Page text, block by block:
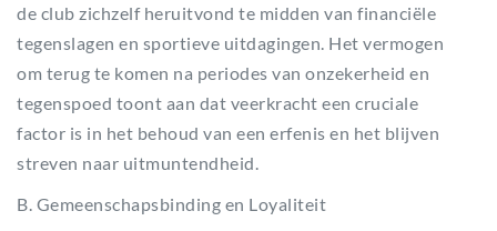
de club zichzelf heruitvond te midden van financiële
tegenslagen en sportieve uitdagingen. Het vermogen
om terug te komen na periodes van onzekerheid en
tegenspoed toont aan dat veerkracht een cruciale
factor is in het behoud van een erfenis en het blijven
streven naar uitmuntendheid.
B. Gemeenschapsbinding en Loyaliteit